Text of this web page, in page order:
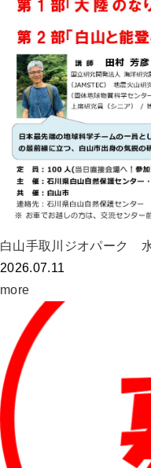
白山手取川ジオパーク
2026.07.11
more